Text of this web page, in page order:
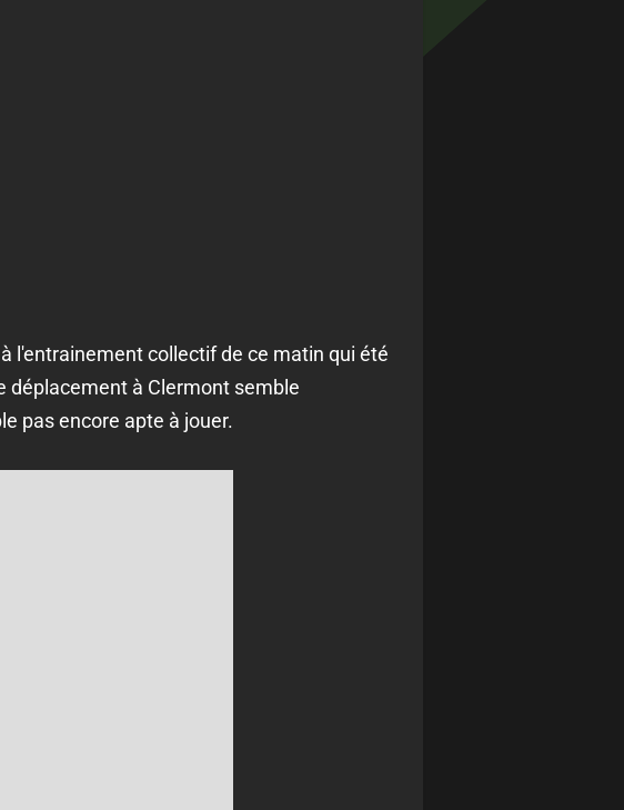
l'entrainement collectif de ce matin qui été
déplacement à Clermont semble
pas encore apte à jouer.